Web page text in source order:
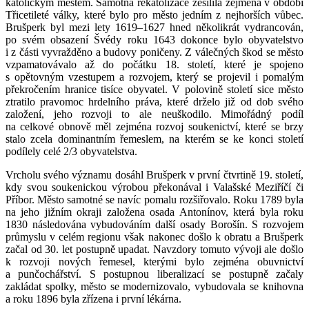
Třicetileté války, které bylo pro město jedním z nejhorších vůbec.
Brušperk byl mezi lety 1619–1627 hned několikrát vydrancován,
po svém obsazení Švédy roku 1643 dokonce bylo obyvatelstvo
i z části vyvražděno a budovy poničeny. Z válečných škod se město
vzpamatovávalo až do počátku 18. století, které je spojeno
s opětovným vzestupem a rozvojem, který se projevil i pomalým
překročením hranice tisíce obyvatel. V polovině století sice město
ztratilo pravomoc hrdelního práva, které drželo již od dob svého
založení, jeho rozvoji to ale neuškodilo. Mimořádný podíl
na celkové obnově měl zejména rozvoj soukenictví, které se brzy
stalo zcela dominantním řemeslem, na kterém se ke konci století
podílely celé 2/3 obyvatelstva.
Vrcholu svého významu dosáhl Brušperk v první čtvrtině 19. století,
kdy svou soukenickou výrobou překonával i Valašské Meziříčí či
Příbor. Město samotné se navíc pomalu rozšiřovalo. Roku 1789 byla
na jeho jižním okraji založena osada Antonínov, která byla roku
1830 následována vybudováním další osady Borošín. S rozvojem
průmyslu v celém regionu však nakonec došlo k obratu a Brušperk
začal od 30. let postupně upadat. Navzdory tomuto vývoji ale došlo
k rozvoji nových řemesel, kterými bylo zejména obuvnictví
a punčochářství. S postupnou liberalizací se postupně začaly
zakládat spolky, město se modernizovalo, vybudovala se knihovna
a roku 1896 byla zřízena i první lékárna.